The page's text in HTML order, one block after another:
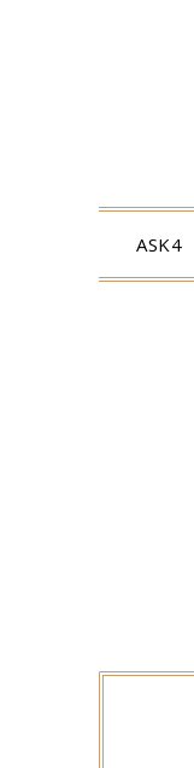
ASK4